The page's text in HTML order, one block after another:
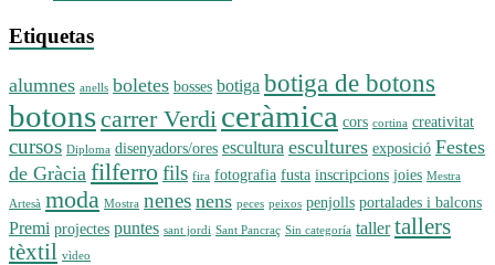
Etiquetas
alumnes anells boletes bosses botiga botiga de botons
botonscarrer Verdi ceràmica cors cortina creativitat
cursos Diploma disenyadors/ores escultura escultures exposició Festes
de Gràcia filferrofils fira fotografia fusta inscripcions joies Mestra
Artesà moda Mostra nenes nens peces peixos penjolls portalades i balcons
Premi projectes puntes sant jordi Sant Pancraç Sin categoría taller tallers
tèxtil
vìdeo